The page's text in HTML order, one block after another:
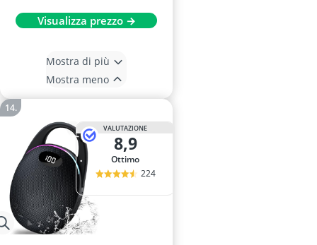
Visualizza prezzo →
Mostra di più
Mostra meno
VALUTAZIONE
8,9
Ottimo
224